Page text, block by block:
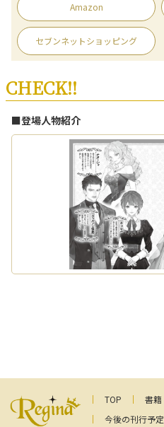
Amazon
セブンネットショッピング
CHECK!!
■登場人物紹介
TOP
書籍
今後の刊行予定